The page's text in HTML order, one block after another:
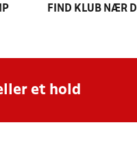
FIND KLUB NÆR
et hold